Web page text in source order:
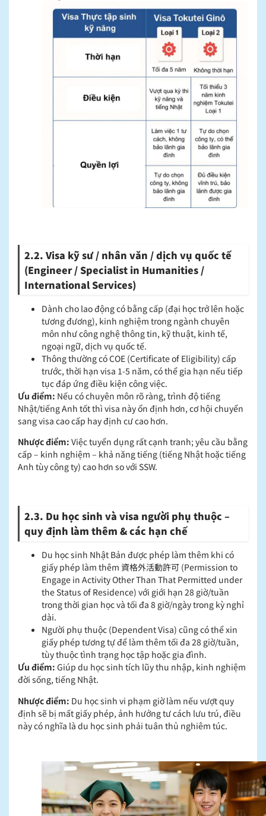
2.2. Visa kỹ sư / nhân văn / dịch vụ quốc tế
(Engineer / Specialist in Humanities /
International Services)
Dành cho lao động có bằng cấp (đại học trở lên hoặc
tương đương), kinh nghiệm trong ngành chuyên
môn như công nghệ thông tin, kỹ thuật, kinh tế,
ngoại ngữ, dịch vụ quốc tế.
Thông thường có COE (Certificate of Eligibility) cấp
trước, thời hạn visa 1-5 năm, có thể gia hạn nếu tiếp
tục đáp ứng điều kiện công việc.
Ưu điểm: Nếu có chuyên môn rõ ràng, trình độ tiếng
Nhật/tiếng Anh tốt thì visa này ổn định hơn, cơ hội chuyển
sang visa cao cấp hay định cư cao hơn.
Nhược điểm: Việc tuyển dụng rất cạnh tranh; yêu cầu bằng
cấp – kinh nghiệm – khả năng tiếng (tiếng Nhật hoặc tiếng
Anh tùy công ty) cao hơn so với SSW.
2.3. Du học sinh và visa người phụ thuộc –
quy định làm thêm & các hạn chế
Du học sinh Nhật Bản được phép làm thêm khi có
giấy phép làm thêm 資格外活動許可 (Permission to
Engage in Activity Other Than That Permitted under
the Status of Residence) với giới hạn 28 giờ/tuần
trong thời gian học và tối đa 8 giờ/ngày trong kỳ nghỉ
dài.
Người phụ thuộc (Dependent Visa) cũng có thể xin
giấy phép tương tự để làm thêm tối đa 28 giờ/tuần,
tùy thuộc tình trạng học tập hoặc gia đình.
Ưu điểm: Giúp du học sinh tích lũy thu nhập, kinh nghiệm
đời sống, tiếng Nhật.
Nhược điểm: Du học sinh vi phạm giờ làm nếu vượt quy
định sẽ bị mất giấy phép, ảnh hưởng tư cách lưu trú, điều
này có nghĩa là du học sinh phải tuân thủ nghiêm túc.